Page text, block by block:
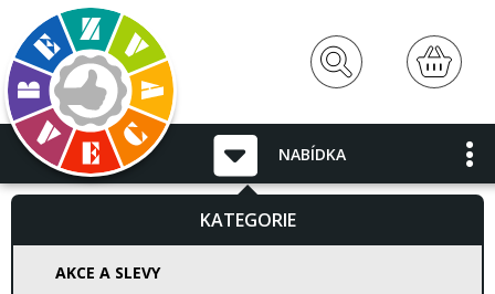
NABÍDKA
KATEGORIE
AKCE A SLEVY